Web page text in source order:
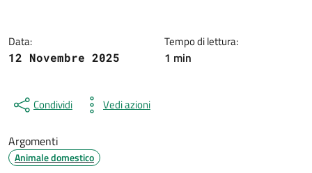
Data:
12 Novembre 2025
Tempo di lettura:
1 min
Condividi Vedi azioni
Argomenti
Animale domestico